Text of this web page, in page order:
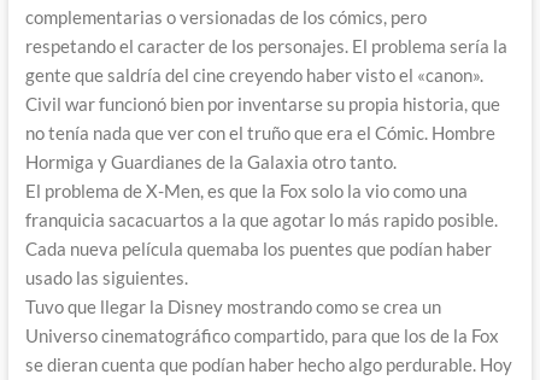
complementarias o versionadas de los cómics, pero
respetando el caracter de los personajes. El problema sería la
gente que saldría del cine creyendo haber visto el «canon».
Civil war funcionó bien por inventarse su propia historia, que
no tenía nada que ver con el truño que era el Cómic. Hombre
Hormiga y Guardianes de la Galaxia otro tanto.
El problema de X-Men, es que la Fox solo la vio como una
franquicia sacacuartos a la que agotar lo más rapido posible.
Cada nueva película quemaba los puentes que podían haber
usado las siguientes.
Tuvo que llegar la Disney mostrando como se crea un
Universo cinematográfico compartido, para que los de la Fox
se dieran cuenta que podían haber hecho algo perdurable. Hoy